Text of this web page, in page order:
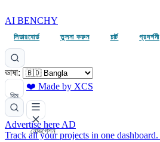
AI BENCHY
লিডারবোর্ড তুলনা করুন চার্ট প্রদর্শনী
ভাষা:
থিম
❤️ Made by XCS
নেভিগেশন
Advertise here AD
Track all your projects in one dashboard.